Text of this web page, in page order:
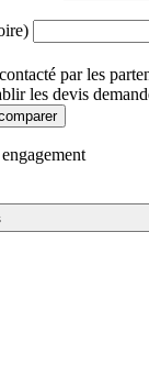
par les
les devis